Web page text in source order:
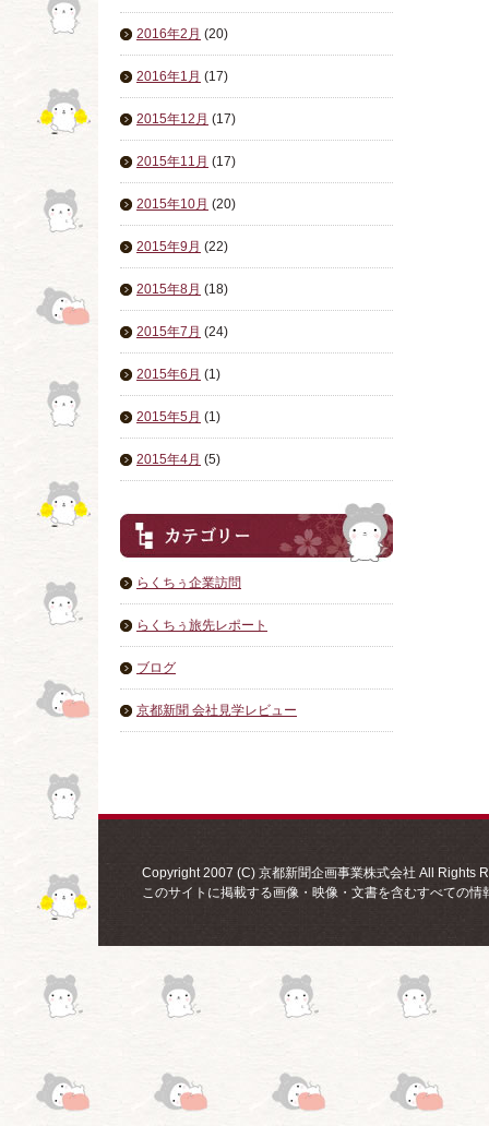
2016年2月 (20)
2016年1月 (17)
2015年12月 (17)
2015年11月 (17)
2015年10月 (20)
2015年9月 (22)
2015年8月 (18)
2015年7月 (24)
2015年6月 (1)
2015年5月 (1)
2015年4月 (5)
らくちぅ企業訪問
らくちぅ旅先レポート
ブログ
京都新聞 会社見学レビュー
Copyright 2007 (C) 京都新聞企画事業株式会社 All Rights
このサイトに掲載する画像・映像・文書を含むすべての